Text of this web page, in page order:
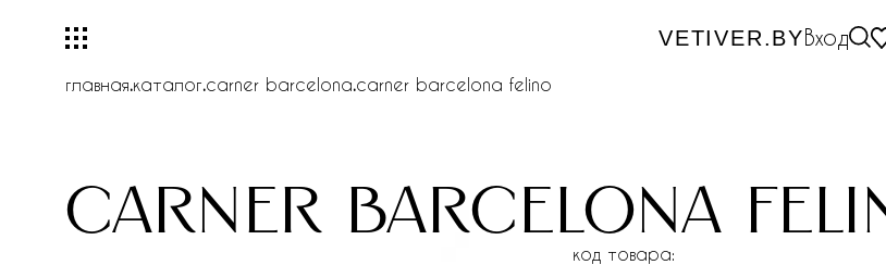
VETIVER.BYВход
главная.каталог.carner barcelona.carner barcelona felino
carner barcelona
код товара: